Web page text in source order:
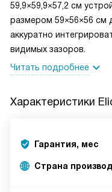
59,9×59,9×57,2 см
размером 59×56×56 см
аккуратно
видимых зазоров.
Читать подробнее
Характеристики
Гарантия, мес
Страна